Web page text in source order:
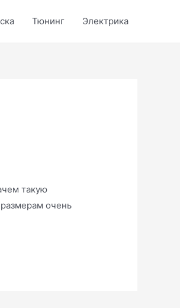
Тюнинг Электрика
такую
очень